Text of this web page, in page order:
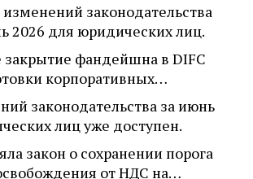
законодательства
2026 для юридических лиц.
закрытие фандейшна в DIFC
корпоративных…
законодательства за июнь
лиц уже доступен.
закон о сохранении порога
от НДС на…